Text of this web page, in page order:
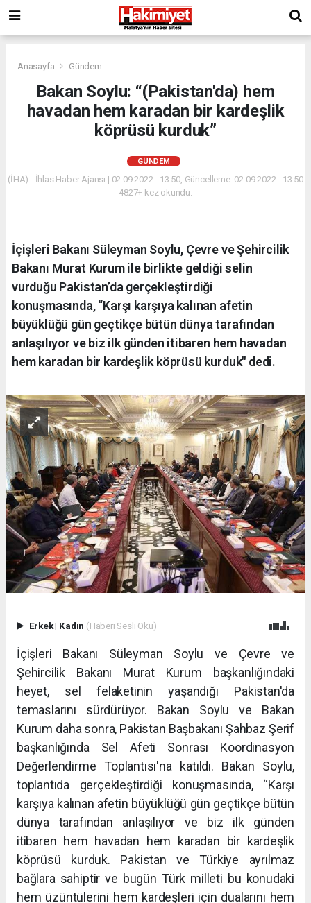
Anasayfa Gündem
Bakan Soylu: “(Pakistan'da) hem
havadan hem karadan bir kardeşlik
köprüsü kurduk”
GÜNDEM
(İHA) - İhlas Haber Ajansı | 02.09.2022 - 13:50, Güncelleme: 02.09.2022 - 13:50
4827+ kez okundu.
İçişleri Bakanı Süleyman Soylu, Çevre ve Şehircilik
Bakanı Murat Kurum ile birlikte geldiği selin
vurduğu Pakistan’da gerçekleştirdiği
konuşmasında, “Karşı karşıya kalınan afetin
büyüklüğü gün geçtikçe bütün dünya tarafından
anlaşılıyor ve biz ilk günden itibaren hem havadan
hem karadan bir kardeşlik köprüsü kurduk" dedi.
Erkek| Kadın (Haberi Sesli Oku)
İçişleri Bakanı Süleyman Soylu ve Çevre ve
Şehircilik Bakanı Murat Kurum başkanlığındaki
heyet, sel felaketinin yaşandığı Pakistan'da
temaslarını sürdürüyor. Bakan Soylu ve Bakan
Kurum daha sonra, Pakistan Başbakanı Şahbaz Şerif
başkanlığında Sel Afeti Sonrası Koordinasyon
Değerlendirme Toplantısı'na katıldı. Bakan Soylu,
toplantıda gerçekleştirdiği konuşmasında, “Karşı
karşıya kalınan afetin büyüklüğü gün geçtikçe bütün
dünya tarafından anlaşılıyor ve biz ilk günden
itibaren hem havadan hem karadan bir kardeşlik
köprüsü kurduk. Pakistan ve Türkiye ayrılmaz
bağlara sahiptir ve bugün Türk milleti bu konudaki
hem üzüntülerini hem kardeşleri için dualarını hem